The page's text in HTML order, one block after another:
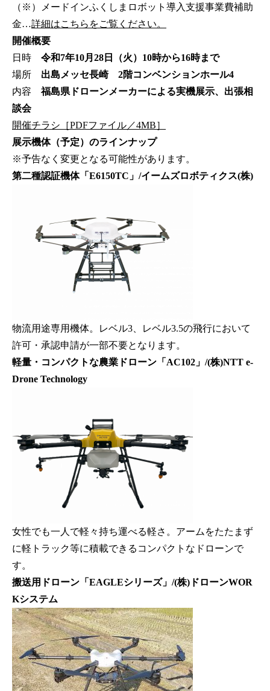
（※）メードインふくしまロボット導入支援事業費補助
金…詳細はこちらをご覧ください。
開催概要
日時 令和7年10月28日（火）10時から16時まで
場所 出島メッセ長崎 2階コンベンションホール4
内容福島県ドローンメーカーによる実機展示、出張相
談会
開催チラシ［PDFファイル／4MB］
展示機体（予定）のラインナップ
※予告なく変更となる可能性があります。
第二種認証機体「E6150TC」/イームズロボティクス(株)
物流用途専用機体。レベル3、レベル3.5の飛行において
許可・承認申請が一部不要となります。
軽量・コンパクトな農業ドローン「AC102」/(株)NTT e-
Drone Technology
女性でも一人で軽々持ち運べる軽さ。アームをたたまず
に軽トラック等に積載できるコンパクトなドローンで
す。
搬送用ドローン「EAGLEシリーズ」/(株)ドローンWOR
Kシステム